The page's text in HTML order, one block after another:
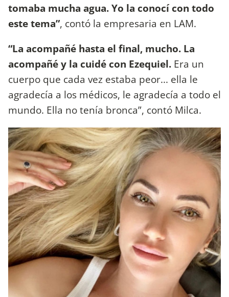
tomaba mucha agua. Yo la conocí con todo
este tema”, contó la empresaria en LAM.
“La acompañé hasta el final, mucho. La
acompañé y la cuidé con Ezequiel. Era un
cuerpo que cada vez estaba peor... ella le
agradecía a los médicos, le agradecía a todo el
mundo. Ella no tenía bronca”, contó Milca.